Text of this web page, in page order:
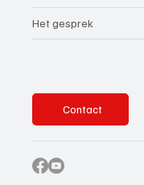
Het gesprek
Contact